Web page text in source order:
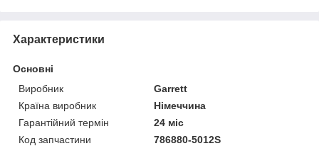
Характеристики
Основні
Виробник
Garrett
Країна виробник
Німеччина
Гарантійний термін
24 міс
Код запчастини
786880-5012S